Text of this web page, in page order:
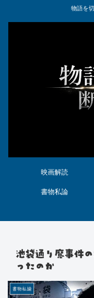
物語を
映画解読
書物私論
池袋通り魔事件
ったのか
書物私論